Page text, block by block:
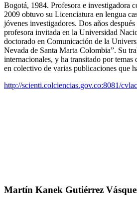
Bogotá, 1984. Profesora e investigadora
2009 obtuvo su Licenciatura en lengua
jóvenes investigadores. Dos años
profesora invitada en la Universidad
doctorado en Comunicación de la
Nevada de Santa Marta Colombia”. Su
internacionales, y ha transitado por
en colectivo de varias publicaciones que
http://scienti.colciencias.gov.co:8081/
Martín Kanek Gutiérrez